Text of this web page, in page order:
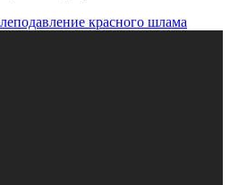
красного шлама